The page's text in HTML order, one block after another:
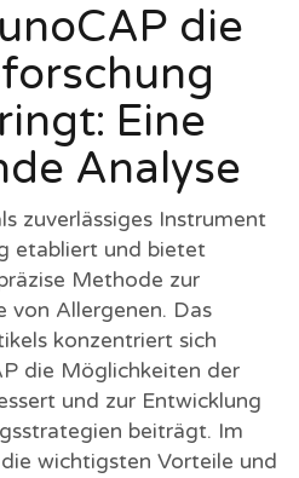
die
Eine
Analyse
zuverlässiges Instrument
etabliert und bietet
Methode zur
von Allergenen. Das
konzentriert sich
die Möglichkeiten der
und zur Entwicklung
beiträgt. Im
wichtigsten Vorteile und